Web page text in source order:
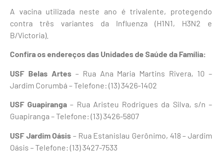
A vacina utilizada neste ano é trivalente, protegendo
contra três variantes da Influenza (H1N1, H3N2 e
B/Victoria).
Confira os endereços das Unidades de Saúde da Família:
USF Belas Artes– Rua Ana Maria Martins Rivera, 10 –
Jardim Corumbá – Telefone: (13) 3426-1402
USF Guapiranga – Rua Aristeu Rodrigues da Silva, s/n –
Guapiranga – Telefone: (13) 3426-5807
USF Jardim Oásis – Rua Estanislau Gerônimo, 418 – Jardim
Oásis – Telefone: (13) 3427-7533